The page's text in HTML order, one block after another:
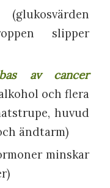
slipper
av cancer
och flera
huvud
ändtarm)
minskar